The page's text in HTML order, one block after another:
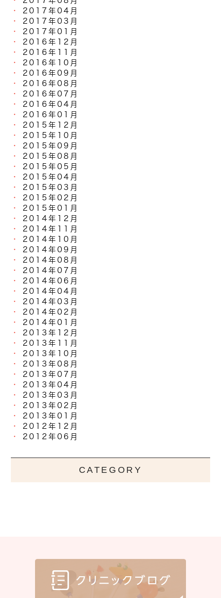
2017年04月
2017年03月
2017年01月
2016年12月
2016年11月
2016年10月
2016年09月
2016年08月
2016年07月
2016年04月
2016年01月
2015年12月
2015年10月
2015年09月
2015年08月
2015年05月
2015年04月
2015年03月
2015年02月
2015年01月
2014年12月
2014年11月
2014年10月
2014年09月
2014年08月
2014年07月
2014年06月
2014年04月
2014年03月
2014年02月
2014年01月
2013年12月
2013年11月
2013年10月
2013年08月
2013年07月
2013年04月
2013年03月
2013年02月
2013年01月
2012年12月
2012年06月
CATEGORY